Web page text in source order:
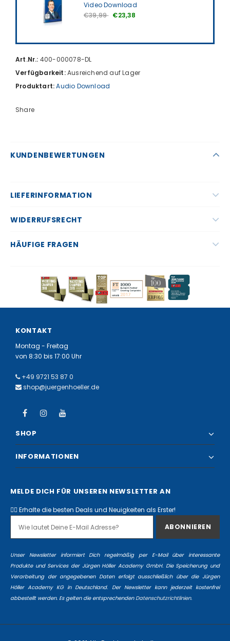
Video Download
€39,99 €23,38
Art.Nr.: 400-000078-DL
Verfügbarkeit:Ausreichend auf Lager
Produktart: Audio Download
Share
KUNDENBEWERTUNGEN
LIEFERINFORMATION
WIDERRUFSRECHT
HÄUFIGE FRAGEN
KONTAKT
Montag - Freitag
von 8:30 bis 17:00 Uhr
+49 9721 53 87 0
shop@juergenhoeller.de
SHOP
INFORMATIONEN
MELDE DICH FÜR UNSEREN NEWSLETTER AN
✌🏻 Erhalte die besten Deals und Neuigkeiten als Erster!
Unser Newsletter informiert Dich regelmäßig per E-Mail über interessante
Produkte und Services der Jürgen Höller Academy GmbH. Die Speicherung und
Verarbeitung der angegebenen Daten erfolgt ausschließlich über die Jürgen
Höller Academy KG in Deutschland. Der Newsletter kann jederzeit kostenfrei
abbestellt werden. Es gelten die entsprechendenDatenschutzrichtlinien.